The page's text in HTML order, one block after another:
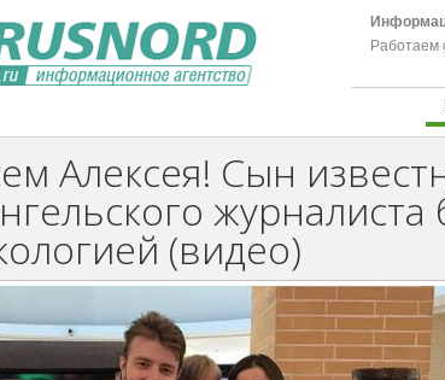
Работаем
Алексея! Сын
журналиста
(видео)